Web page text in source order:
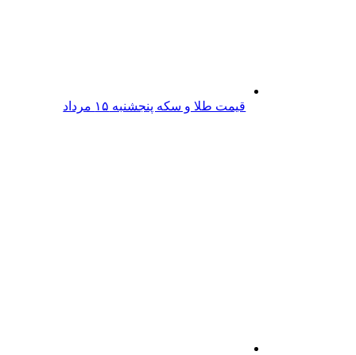
قیمت طلا و سکه پنجشنبه ۱۵ مرداد